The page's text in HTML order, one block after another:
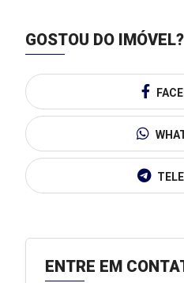
ENTRE EM
GOSTOU DO IMÓVEL?